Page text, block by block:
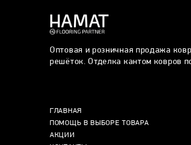
Оптовая и розничная продажа
решёток. Отделка кантом ковров
ГЛАВНАЯ
ПОМОЩЬ В ВЫБОРЕ ТОВАРА
АКЦИИ